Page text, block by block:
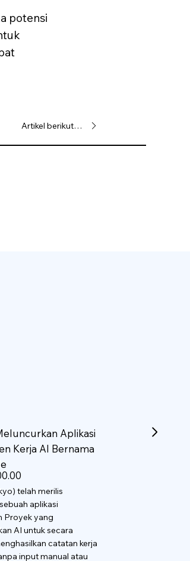
potensi
Artikel berikutnya
Aplikasi
Kerja AI Bernama
telah merilis
aplikasi
Proyek yang
AI untuk secara
catatan kerja
input manual atau